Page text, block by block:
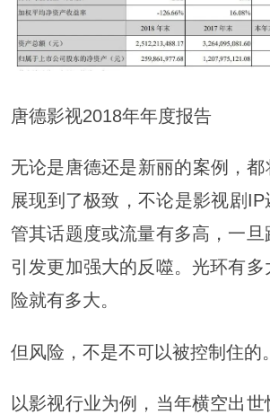
唐德影视2018年年度报告
无论是唐德还是新丽的案例，
展现到了极致，不论是影视剧
管其话题度或流量有多高，一旦
引发更加强大的反噬。光环有
险就有多大。
但风险，不是不可以被控制住的。
以影视行业为例，当年横空出